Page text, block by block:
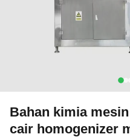
Bahan kimia
cair homogenizer